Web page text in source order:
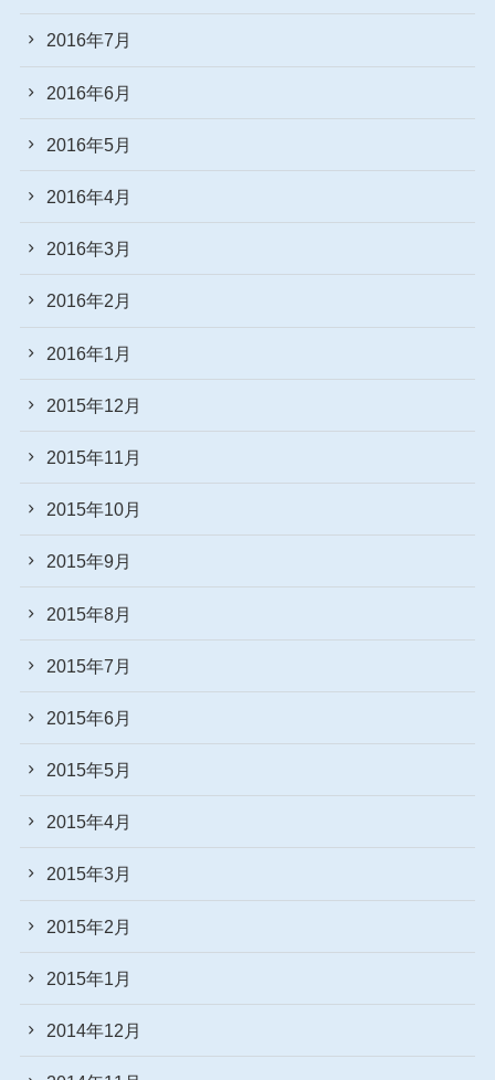
2016年7月
2016年6月
2016年5月
2016年4月
2016年3月
2016年2月
2016年1月
2015年12月
2015年11月
2015年10月
2015年9月
2015年8月
2015年7月
2015年6月
2015年5月
2015年4月
2015年3月
2015年2月
2015年1月
2014年12月